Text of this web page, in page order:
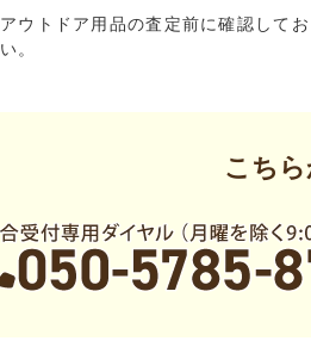
アウトドア用品の査定前に確認して
い。
こち